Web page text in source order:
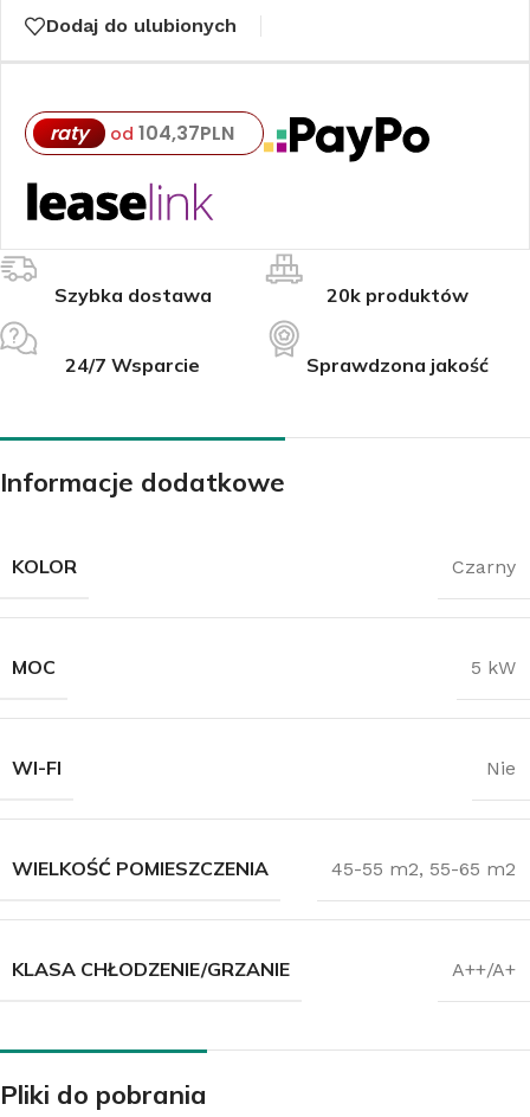
Dodaj do ulubionych
raty od 104,37PLN
Szybka dostawa 20k produktów
24/7 Wsparcie Sprawdzona jakość
Informacje dodatkowe
KOLOR Czarny
MOC 5 kW
WI-FI Nie
WIELKOŚĆ POMIESZCZENIA 45-55 m2, 55-65 m2
KLASA CHŁODZENIE/GRZANIE A++/A+
Pliki do pobrania